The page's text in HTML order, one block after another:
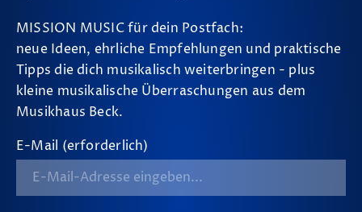
MISSION MUSIC für dein Postfach:
neue Ideen, ehrliche Empfehlungen und praktische
Tipps die dich musikalisch weiterbringen - plus
kleine musikalische Überraschungen aus dem
Musikhaus Beck.
E-Mail (erforderlich)